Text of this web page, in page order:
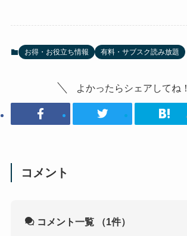
お得・お役立ち情報 有料・サブスク読み放題
よかったらシェアしてね！
コメント
コメント一覧 （1件）